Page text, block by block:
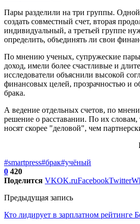
Пары разделили на три группы.
создать совместный счет, вторая
индивидуальный, а третьей группе
определить, объединять ли свои
По мнению ученых, супружеские
доход, имели более счастливые и
исследователи объяснили высокой
финансовых целей, прозрачностью и
брака.
А ведение отдельных счетов, по
решение о расставании. По их
носят скорее "деловой", чем
#smartpress#брак#учёный
0 420
Поделится VKOK.ruFacebookTwitter
Предыдущая запись
Кто лидирует в зарплатном рейтинге